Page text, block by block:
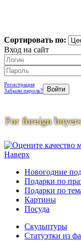
Сортировать по:
Вход на сайт
Регистрация
Забыли пароль?
Наверх
Новогодние
Подарки по
Подарки по
Картины
Посуда
Скульптуры
Статуэтки из